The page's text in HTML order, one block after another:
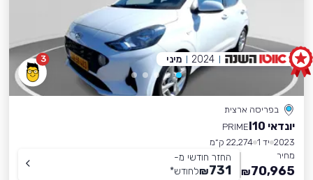
3
בפריסה ארצית
יונדאי I10
PRIME
2023 יד 1
22,274 ק״מ
מחיר
70,965
₪
החזר חודשי מ-
731
₪לחודש*
2024 מיני